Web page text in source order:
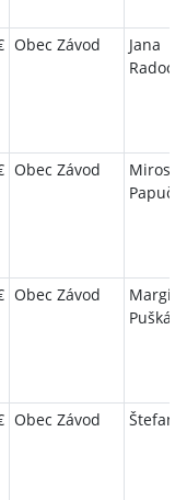
Obec Závod
Jana
Obec Závod
Papučík
Obec Závod
Margita
Obec Závod Štefan